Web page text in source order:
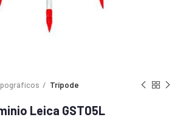
Trípode
Leica GST05L